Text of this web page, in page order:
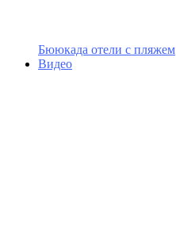
Бююкада отели с пляжем
Видео